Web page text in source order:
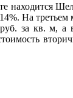
находится
На третьем
за кв. м, а